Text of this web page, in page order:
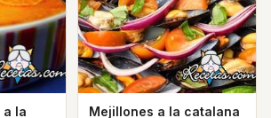
a la
Mejillones a la catalana